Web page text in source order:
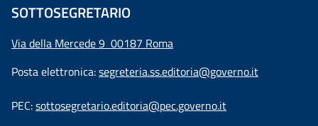
SOTTOSEGRETARIO
Via della Mercede 9 00187 Roma
Posta elettronica:segreteria.ss.editoria@governo.it
PEC:sottosegretario.editoria@pec.governo.it